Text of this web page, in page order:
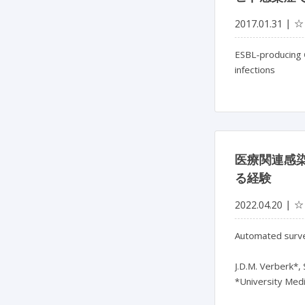
2017.01.31 ☆
ESBL-
infections
医療関連感
る経験
2022.04.20 ☆
Automated
J.D.M. Verberk*,
*University